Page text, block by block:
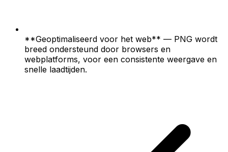
**Geoptimaliseerd voor het web** — PNG wordt
breed ondersteund door browsers en
webplatforms, voor een consistente weergave en
snelle laadtijden.